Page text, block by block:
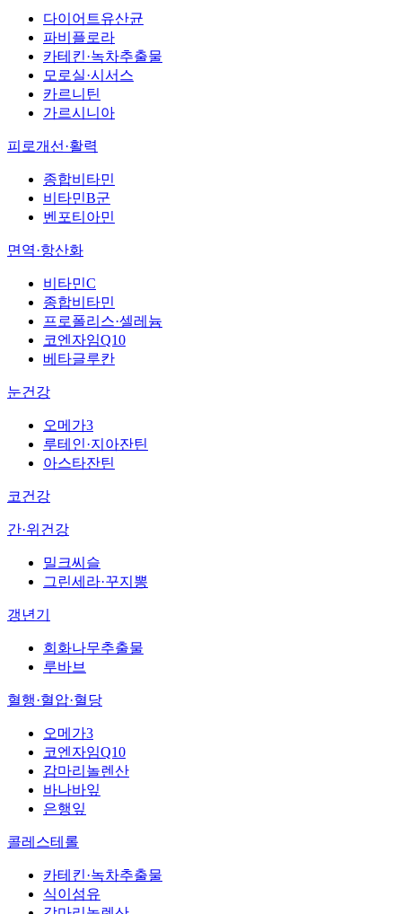
다이어트유산균
파비플로라
카테킨·녹차추출물
모로실·시서스
카르니틴
가르시니아
피로개선·활력
종합비타민
비타민B군
벤포티아민
면역·항산화
비타민C
종합비타민
프로폴리스·셀레늄
코엔자임Q10
베타글루칸
눈건강
오메가3
루테인·지아잔틴
아스타잔틴
코건강
간·위건강
밀크씨슬
그린세라·꾸지뽕
갱년기
회화나무추출물
루바브
혈행·혈압·혈당
오메가3
코엔자임Q10
감마리놀렌산
바나바잎
은행잎
콜레스테롤
카테킨·녹차추출물
식이섬유